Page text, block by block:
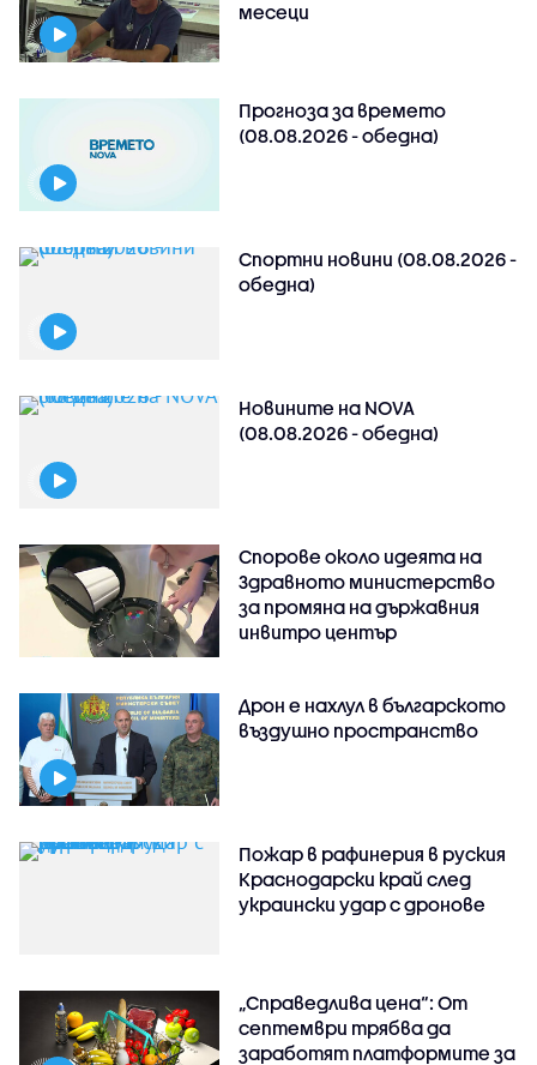
месеци
Прогноза за времето
(08.08.2026 - обедна)
Спортни новини (08.08.2026 -
обедна)
Новините на NOVA
(08.08.2026 - обедна)
Спорове около идеята на
Здравното министерство
за промяна на държавния
инвитро център
Дрон е нахлул в българското
въздушно пространство
Пожар в рафинерия в руския
Краснодарски край след
украински удар с дронове
„Справедлива цена“: От
септември трябва да
заработят платформите за